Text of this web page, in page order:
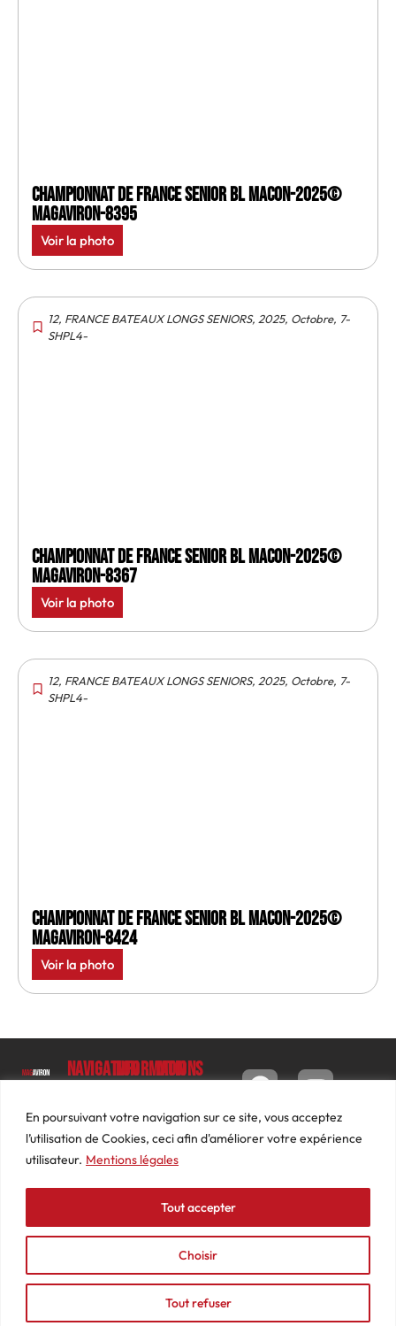
En poursuivant votre navigation sur ce site, vous acceptez
l’utilisation de Cookies, ceci afin d'améliorer votre expérience
utilisateur. Mentions légales
Choisir
Tout refuser
Tout accepter
Championnat de France senior BL Macon-2025©
MagAviron-8395
Voir la photo
12, FRANCE BATEAUX LONGS SENIORS, 2025, Octobre, 7-
SHPL4-
Championnat de France senior BL Macon-2025©
MagAviron-8367
Voir la photo
12, FRANCE BATEAUX LONGS SENIORS, 2025, Octobre, 7-
SHPL4-
Championnat de France senior BL Macon-2025©
MagAviron-8424
Voir la photo
Luc
Barbier
69640
74
87
contact@mediasaviron.fr
Navigation
Le
Magazine
Photos
Actualités
Podcasts
Informations
Conditions
générales
de ventes
Mentions
légales
Mon
Tableau
de bord
Commandes
Adresses
Détails
du
compte